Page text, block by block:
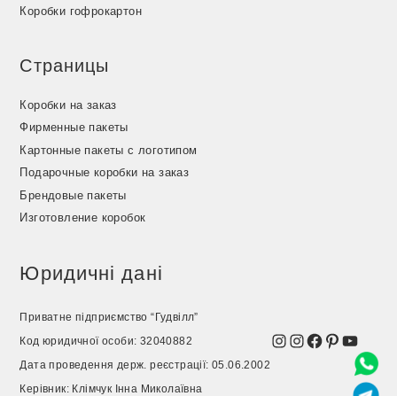
Коробки гофрокартон
Страницы
Коробки на заказ
Фирменные пакеты
Картонные пакеты с логотипом
Подарочные коробки на заказ
Брендовые пакеты
Изготовление коробок
Юридичні дані
Приватне підприємство “Гудвілл”
Код юридичної особи: 32040882
Дата проведення держ. реєстрації: 05.06.2002
Керівник: Клімчук Інна Миколаївна
Instagram
Instagram
Facebook
Pinterest